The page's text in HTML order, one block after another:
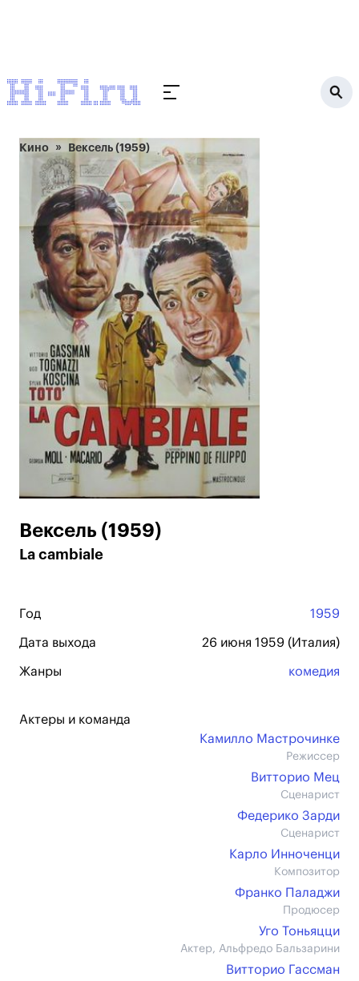
Кино Вексель (1959)
Вексель (1959)
La cambiale
Год 1959
Дата выхода 26 июня 1959 (Италия)
Жанры комедия
Актеры и команда
Камилло Мастрочинке
Режиссер
Витторио Мец
Сценарист
Федерико Зарди
Сценарист
Карло Инноченци
Композитор
Франко Паладжи
Продюсер
Уго Тоньяцци
Актер, Альфредо Бальзарини
Витторио Гассман